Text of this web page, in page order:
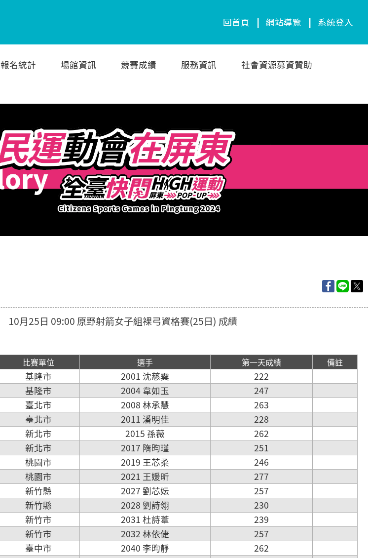
回首頁 | 網站導覽 | 系統登入
報名統計 場館資訊 競賽成績 服務資訊 社會資源募資贊助
10月25日 09:00 原野射箭女子組裸弓資格賽(25日) 成績
比賽單位 選手 第一天成績 備註
基隆市 2001 沈慈霙
222
基隆市 2004 韋如玉
247
臺北市 2008 林承慧
263
臺北市 2011 潘明佳
228
新北市 2015 孫薇
262
新北市 2017 隋昀瑾
251
桃園市 2019 王芯柔
246
桃園市 2021 王媛昕
277
新竹縣 2027 劉芯妘
257
新竹縣 2028 劉詩翎
230
新竹市 2031 杜詩葦
239
新竹市 2032 林依倢
257
臺中市 2040 李昀靜
262